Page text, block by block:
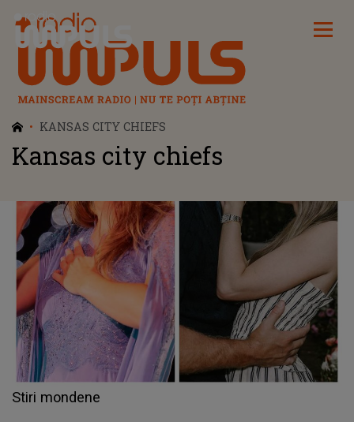
Radio Impuls
KANSAS CITY CHIEFS
Kansas city chiefs
Stiri mondene